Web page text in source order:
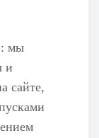
мы
и
сайте,